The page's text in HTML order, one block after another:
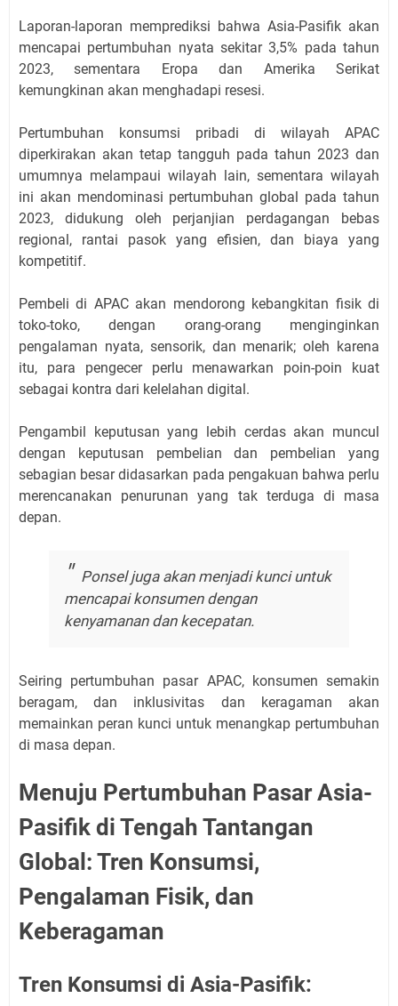
Laporan-laporan memprediksi bahwa Asia-Pasifik akan
mencapai pertumbuhan nyata sekitar 3,5% pada tahun
2023, sementara Eropa dan Amerika Serikat
kemungkinan akan menghadapi resesi.
Pertumbuhan konsumsi pribadi di wilayah APAC
diperkirakan akan tetap tangguh pada tahun 2023 dan
umumnya melampaui wilayah lain, sementara wilayah
ini akan mendominasi pertumbuhan global pada tahun
2023, didukung oleh perjanjian perdagangan bebas
regional, rantai pasok yang efisien, dan biaya yang
kompetitif.
Pembeli di APAC akan mendorong kebangkitan fisik di
toko-toko, dengan orang-orang menginginkan
pengalaman nyata, sensorik, dan menarik; oleh karena
itu, para pengecer perlu menawarkan poin-poin kuat
sebagai kontra dari kelelahan digital.
Pengambil keputusan yang lebih cerdas akan muncul
dengan keputusan pembelian dan pembelian yang
sebagian besar didasarkan pada pengakuan bahwa perlu
merencanakan penurunan yang tak terduga di masa
depan.
Ponsel juga akan menjadi kunci untuk
mencapai konsumen dengan
kenyamanan dan kecepatan.
Seiring pertumbuhan pasar APAC, konsumen semakin
beragam, dan inklusivitas dan keragaman akan
memainkan peran kunci untuk menangkap pertumbuhan
di masa depan.
Menuju Pertumbuhan Pasar Asia-
Pasifik di Tengah Tantangan
Global: Tren Konsumsi,
Pengalaman Fisik, dan
Keberagaman
Tren Konsumsi di Asia-Pasifik: